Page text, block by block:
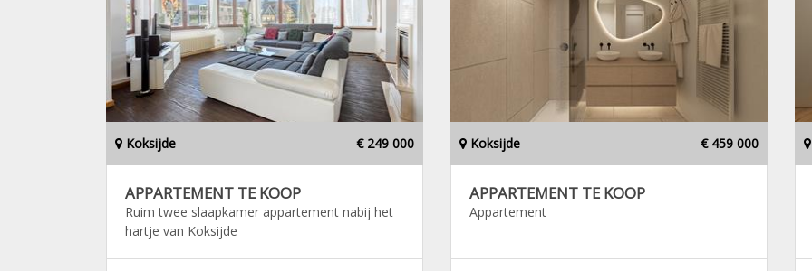
Koksijde € 249 000
APPARTEMENT TE KOOP
Ruim twee slaapkamer appartement nabij het
hartje van Koksijde
Koksijde € 459 000
APPARTEMENT TE KOOP
Appartement